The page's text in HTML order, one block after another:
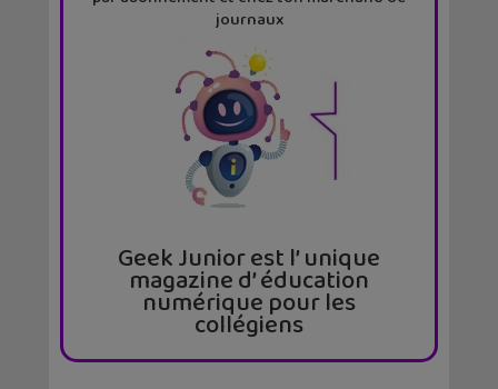
journaux
Geek Junior est l’ unique
magazine d’ éducation
numérique pour les
collégiens